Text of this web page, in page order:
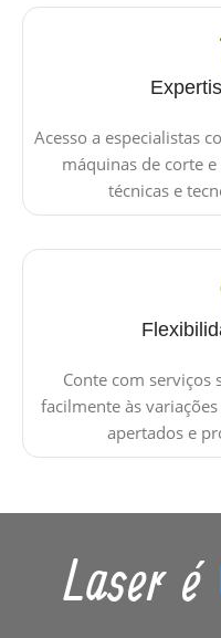
Acesso a especialistas
máquinas de corte
técnicas e
Conte com serviços
facilmente às
apertados e
Laser é